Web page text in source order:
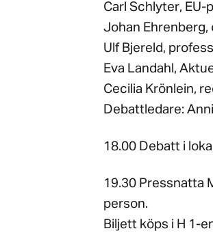
Carl Schlyter, EU-
Johan Ehrenberg,
Ulf Bjereld,
Eva Landahl,
Cecilia Krönlein,
Debattledare:
18.00 Debatt i
19.30 Pressnatta
person.
Biljett köps i H 1-